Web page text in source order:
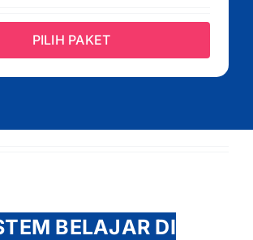
PILIH PAKET
BELAJAR DI